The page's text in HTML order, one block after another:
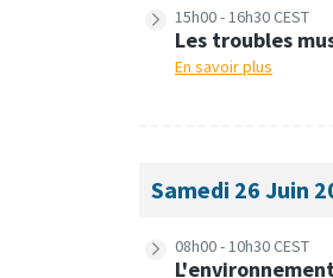
15h00 - 16h30 CEST
Les troubles
En savoir plus
Samedi 26 Juin
08h00 - 10h30 CEST